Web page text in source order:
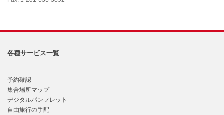
各種サービス一覧
予約確認
集合場所マップ
デジタルパンフレット
自由旅行の手配